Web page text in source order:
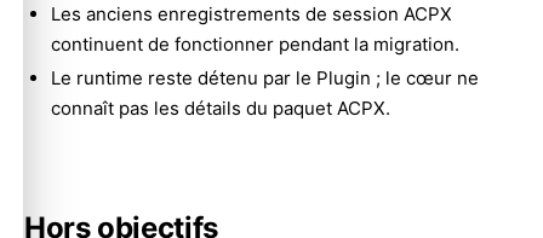
Les anciens enregistrements de session ACPX
continuent de fonctionner pendant la migration.
Le runtime reste détenu par le Plugin ; le cœur ne
connaît pas les détails du paquet ACPX.
Hors objectifs